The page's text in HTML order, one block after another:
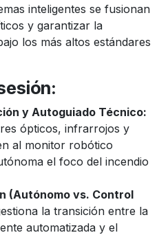
inteligentes se fusionan
y garantizar la
los más altos estándares
y Autoguiado Técnico:
ópticos, infrarrojos y
al monitor robótico
el foco del incendio
(Autónomo vs. Control
la transición entre la
automatizada y el